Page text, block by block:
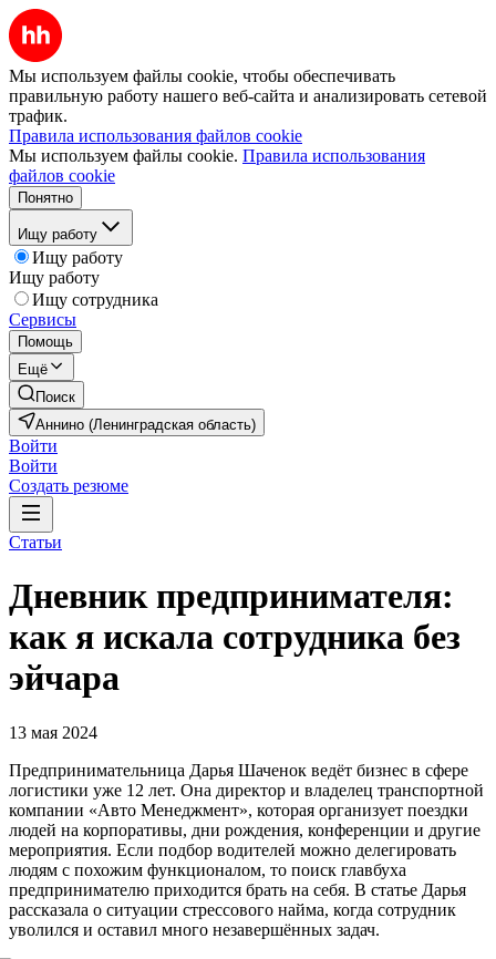
Мы используем файлы cookie, чтобы обеспечивать
правильную работу нашего веб-сайта и анализировать сетевой
трафик.
Правила использования файлов cookie
Мы используем файлы cookie. Правила использования
файлов cookie
Понятно
Ищу работу
Ищу работу
Ищу работу
Ищу сотрудника
Сервисы
Помощь
Ещё
Поиск
Аннино (Ленинградская область)
Войти
Войти
Создать резюме
Статьи
Дневник предпринимателя:
как я искала сотрудника без
эйчара
13 мая 2024
Предпринимательница Дарья Шаченок ведёт бизнес в сфере
логистики уже 12 лет. Она директор и владелец транспортной
компании «Авто Менеджмент», которая организует поездки
людей на корпоративы, дни рождения, конференции и другие
мероприятия. Если подбор водителей можно делегировать
людям с похожим функционалом, то поиск главбуха
предпринимателю приходится брать на себя. В статье Дарья
рассказала о ситуации стрессового найма, когда сотрудник
уволился и оставил много незавершённых задач.